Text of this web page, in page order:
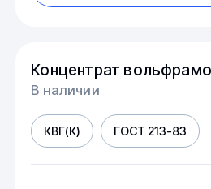
Концентрат
В наличии
КВГ(К) ГОСТ 213-83